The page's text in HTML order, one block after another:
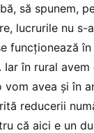
să spunem,
lucrurile nu s-
funcționează
în rural
vom avea și în
reducerii
că aici e un